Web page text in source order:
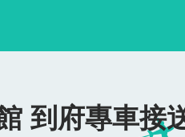
到府專車接